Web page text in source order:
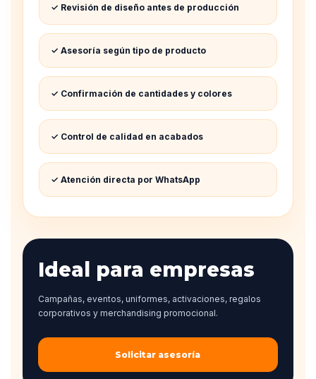
✓ Revisión de diseño antes de producción
✓ Asesoría según tipo de producto
✓ Confirmación de cantidades y colores
✓ Control de calidad en acabados
✓ Atención directa por WhatsApp
Ideal para empresas
Campañas, eventos, uniformes, activaciones, regalos
corporativos y merchandising promocional.
Solicitar asesoría